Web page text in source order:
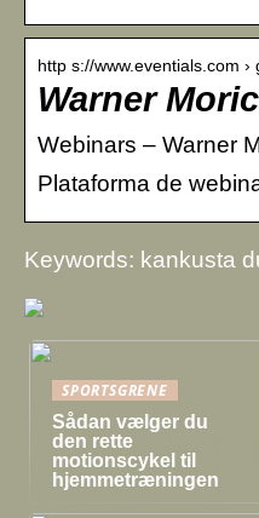
http s://www.eventials.com ›
Warner
Webinars – Warner
Plataforma de
Keywords: kankusta
SPORTSGRENE
Sådan vælger du
den rette
motionscykel til
hjemmetræningen